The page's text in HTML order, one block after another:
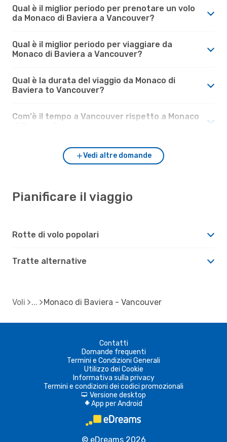
Qual è il miglior periodo per prenotare un volo
da Monaco di Baviera a Vancouver?
Qual è il miglior periodo per viaggiare da
Monaco di Baviera a Vancouver?
Qual è la durata del viaggio da Monaco di
Baviera to Vancouver?
Com'è il tempo a Vancouver rispetto a Monaco
Vedi altre domande
Pianificare il viaggio
Rotte di volo popolari
Tratte alternative
Voli Monaco di Baviera - Vancouver
Contatti
Domande frequenti
Termini e Condizioni Generali
Utilizzo dei Cookie
Informativa sulla privacy
Termini e condizioni dei codici promozionali
d Versione desktop
A App per Android
© eDreams 2026